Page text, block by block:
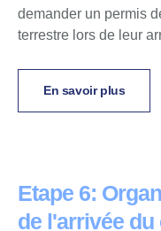
demander un permis
terrestre lors de leur
En savoir plus
Etape 6:
de l'arrivée du